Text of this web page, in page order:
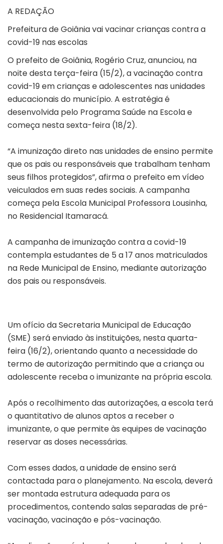
A REDAÇÃO
Prefeitura de Goiânia vai vacinar crianças contra a
covid-19 nas escolas
O prefeito de Goiânia, Rogério Cruz, anunciou, na
noite desta terça-feira (15/2), a vacinação contra
covid-19 em crianças e adolescentes nas unidades
educacionais do município. A estratégia é
desenvolvida pelo Programa Saúde na Escola e
começa nesta sexta-feira (18/2).
“A imunização direto nas unidades de ensino permite
que os pais ou responsáveis que trabalham tenham
seus filhos protegidos”, afirma o prefeito em vídeo
veiculados em suas redes sociais. A campanha
começa pela Escola Municipal Professora Lousinha,
no Residencial Itamaracá.
A campanha de imunização contra a covid-19
contempla estudantes de 5 a 17 anos matriculados
na Rede Municipal de Ensino, mediante autorização
dos pais ou responsáveis.
Um ofício da Secretaria Municipal de Educação
(SME) será enviado às instituições, nesta quarta-
feira (16/2), orientando quanto a necessidade do
termo de autorização permitindo que a criança ou
adolescente receba o imunizante na própria escola.
Após o recolhimento das autorizações, a escola terá
o quantitativo de alunos aptos a receber o
imunizante, o que permite às equipes de vacinação
reservar as doses necessárias.
Com esses dados, a unidade de ensino será
contactada para o planejamento. Na escola, deverá
ser montada estrutura adequada para os
procedimentos, contendo salas separadas de pré-
vacinação, vacinação e pós-vacinação.